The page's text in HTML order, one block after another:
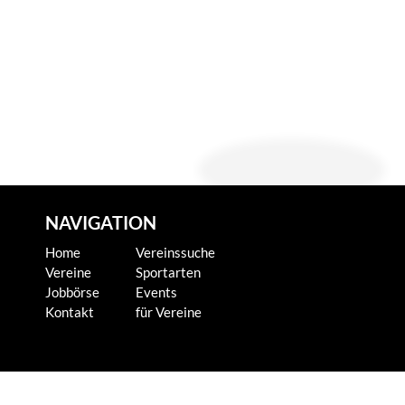
NAVIGATION
Home
Vereinssuche
Vereine
Sportarten
Jobbörse
Events
Kontakt
für Vereine